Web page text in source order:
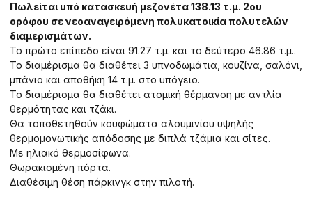
Πωλείται υπό κατασκευή μεζονέτα 138.13 τ.μ. 2ου
ορόφου σε νεοαναγειρόμενη πολυκατοικία πολυτελών
διαμερισμάτων.
Το πρώτο επίπεδο είναι 91.27 τ.μ. και το δεύτερο 46.86 τ.μ..
Το διαμέρισμα θα διαθέτει 3 υπνοδωμάτια, κουζίνα, σαλόνι,
μπάνιο και αποθήκη 14 τ.μ. στο υπόγειο.
Το διαμέρισμα θα διαθέτει ατομική θέρμανση με αντλία
θερμότητας και τζάκι.
Θα τοποθετηθούν κουφώματα αλουμινίου υψηλής
θερμομονωτικής απόδοσης με διπλά τζάμια και σίτες.
Με ηλιακό θερμοσίφωνα.
Θωρακισμένη πόρτα.
Διαθέσιμη θέση πάρκινγκ στην πιλοτή.